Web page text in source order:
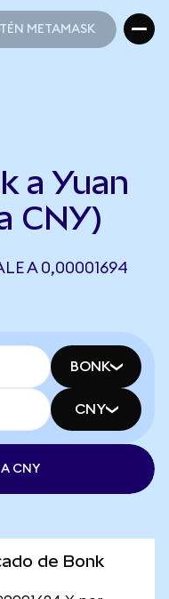
METAMASK
a Yuan
CNY)
A 0,00001694
BONK
CNY
CNY
de Bonk